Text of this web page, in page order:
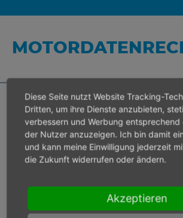
Bei Eingangsdruck 6 bar
Lastdrehzahl
Diese Seite nutzt Website Tracking-
Dritten, um ihre Dienste anzubieten,
verbessern und Werbung entsprechend
der Nutzer anzuzeigen. Ich bin damit
und kann meine Einwilligung jederzeit
die Zukunft widerrufen oder ändern.
Akzeptieren